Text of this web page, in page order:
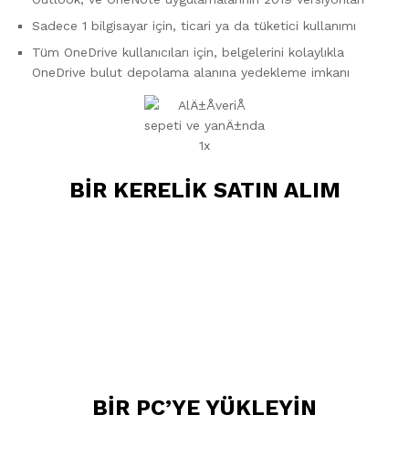
Sadece 1 bilgisayar için, ticari ya da tüketici kullanımı
Tüm OneDrive kullanıcıları için, belgelerini kolaylıkla
OneDrive bulut depolama alanına yedekleme imkanı
BİR KERELİK SATIN ALIM
BİR PC’YE YÜKLEYİN